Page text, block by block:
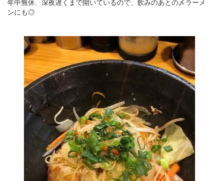
年中無休、深夜遅くまで開いているので、飲みのあとの〆ラーメ
ンにも◎